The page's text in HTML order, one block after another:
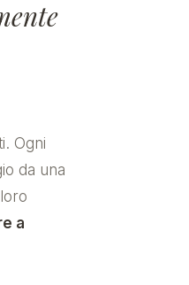
Ogni
da una
a